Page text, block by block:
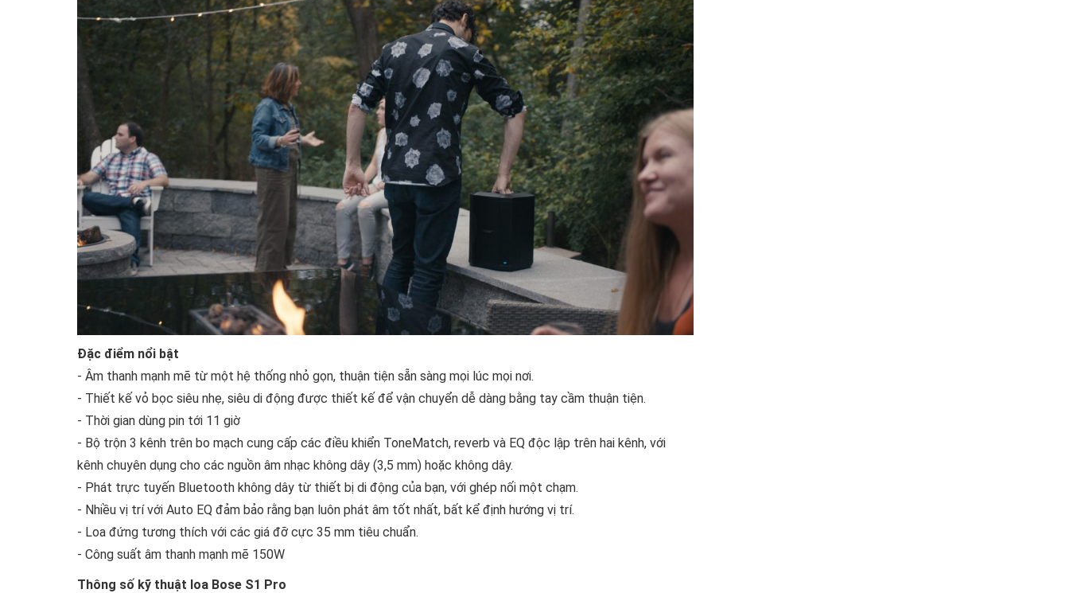
Đặc điểm nổi bật
- Âm thanh mạnh mẽ từ một hệ thống nhỏ gọn, thuận tiện sẵn sàng mọi lúc mọi nơi.
- Thiết kế vỏ bọc siêu nhẹ, siêu di động được thiết kế để vận chuyển dễ dàng bằng tay cầm thuận tiện.
- Thời gian dùng pin tới 11 giờ
- Bộ trộn 3 kênh trên bo mạch cung cấp các điều khiển ToneMatch, reverb và EQ độc lập trên hai kênh, với
kênh chuyên dụng cho các nguồn âm nhạc không dây (3,5 mm) hoặc không dây.
- Phát trực tuyến Bluetooth không dây từ thiết bị di động của bạn, với ghép nối một chạm.
- Nhiều vị trí với Auto EQ đảm bảo rằng bạn luôn phát âm tốt nhất, bất kể định hướng vị trí.
- Loa đứng tương thích với các giá đỡ cực 35 mm tiêu chuẩn.
- Công suất âm thanh mạnh mẽ 150W
Thông số kỹ thuật loa Bose S1 Pro